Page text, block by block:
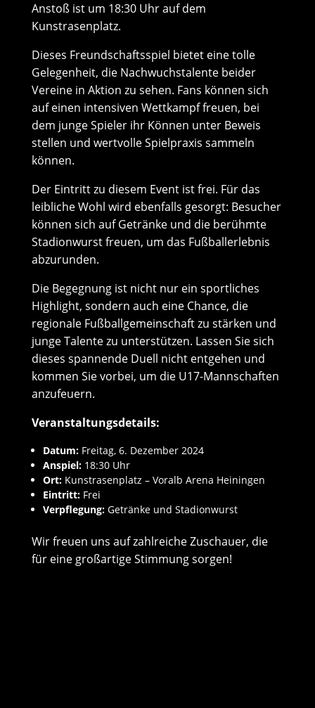
Anstoß ist um 18:30 Uhr auf dem
Kunstrasenplatz.
Dieses Freundschaftsspiel bietet eine tolle
Gelegenheit, die Nachwuchstalente beider
Vereine in Aktion zu sehen. Fans können sich
auf einen intensiven Wettkampf freuen, bei
dem junge Spieler ihr Können unter Beweis
stellen und wertvolle Spielpraxis sammeln
können.
Der Eintritt zu diesem Event ist frei. Für das
leibliche Wohl wird ebenfalls gesorgt: Besucher
können sich auf Getränke und die berühmte
Stadionwurst freuen, um das Fußballerlebnis
abzurunden.
Die Begegnung ist nicht nur ein sportliches
Highlight, sondern auch eine Chance, die
regionale Fußballgemeinschaft zu stärken und
junge Talente zu unterstützen. Lassen Sie sich
dieses spannende Duell nicht entgehen und
kommen Sie vorbei, um die U17-Mannschaften
anzufeuern.
Veranstaltungsdetails:
Datum:Freitag, 6. Dezember 2024
Anspiel:18:30 Uhr
Ort:Kunstrasenplatz – Voralb Arena Heiningen
Eintritt:Frei
Verpflegung:Getränke und Stadionwurst
Wir freuen uns auf zahlreiche Zuschauer, die
für eine großartige Stimmung sorgen!